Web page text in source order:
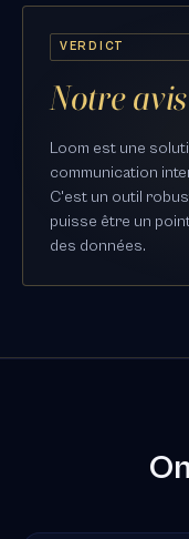
VERDICT
Notre
Loom est une
communication
C'est un outil
puisse être un
des données.